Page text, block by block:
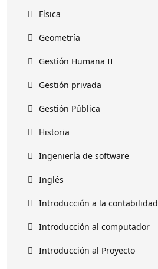
Física
Geometría
Gestión Humana II
Gestión privada
Gestión Pública
Historia
Ingeniería de software
Inglés
Introducción a la contabilidad
Introducción al computador
Introducción al Proyecto